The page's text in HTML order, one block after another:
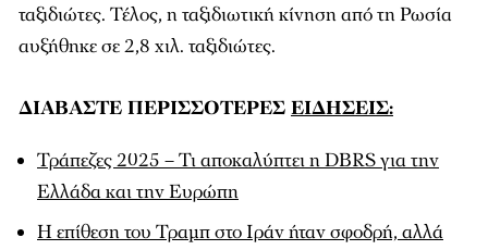
ταξιδιώτες. Τέλος, η ταξιδιωτική κίνηση από τη Ρωσία
αυξήθηκε σε 2,8 χιλ. ταξιδιώτες.
ΔΙΑΒΑΣΤΕ ΠΕΡΙΣΣΟΤΕΡΕΣ ΕΙΔΗΣΕΙΣ:
Τράπεζες 2025 – Τι αποκαλύπτει η DBRS για την
Ελλάδα και την Ευρώπη
Η επίθεση του Τραμπ στο Ιράν ήταν σφοδρή, αλλά